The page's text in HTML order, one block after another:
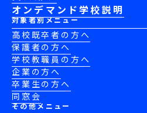
オンデマンド学校説明
対象者別メニュー
高校既卒者の方へ
保護者の方へ
学校教職員の方へ
企業の方へ
卒業生の方へ
同窓会
その他メニュー